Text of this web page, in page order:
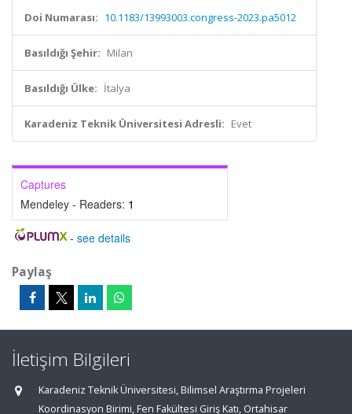
Doi Numarası: 10.1183/13993003.congress-2023.pa5012
Basıldığı Şehir: Milan
Basıldığı Ülke: İtalya
Karadeniz Teknik Üniversitesi Adresli: Evet
Captures
Mendeley - Readers: 1
- see details
Paylaş
İletişim Bilgileri
Karadeniz Teknik Üniversitesi, Bilimsel Araştırma Projeleri
Koordinasyon Birimi, Fen Fakültesi Giriş Katı, Ortahisar